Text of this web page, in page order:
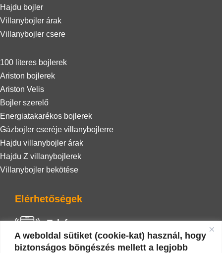
A weboldal sütiket (cookie-kat) használ, hogy
biztonságos böngészés mellett a legjobb
Hajdu bojler
Villanybojler árak
Villanybojler csere
100 literes bojlerek
Ariston bojlerek
Ariston Velis
Bojler szerelő
Energiatakarékos bojlerek
Gázbojler cseréje villanybojlerre
Hajdu villanybojler árak
Hajdu Z villanybojlerek
Villanybojler bekötése
Elérhetőségek
Telefon
+36 20 942 0586